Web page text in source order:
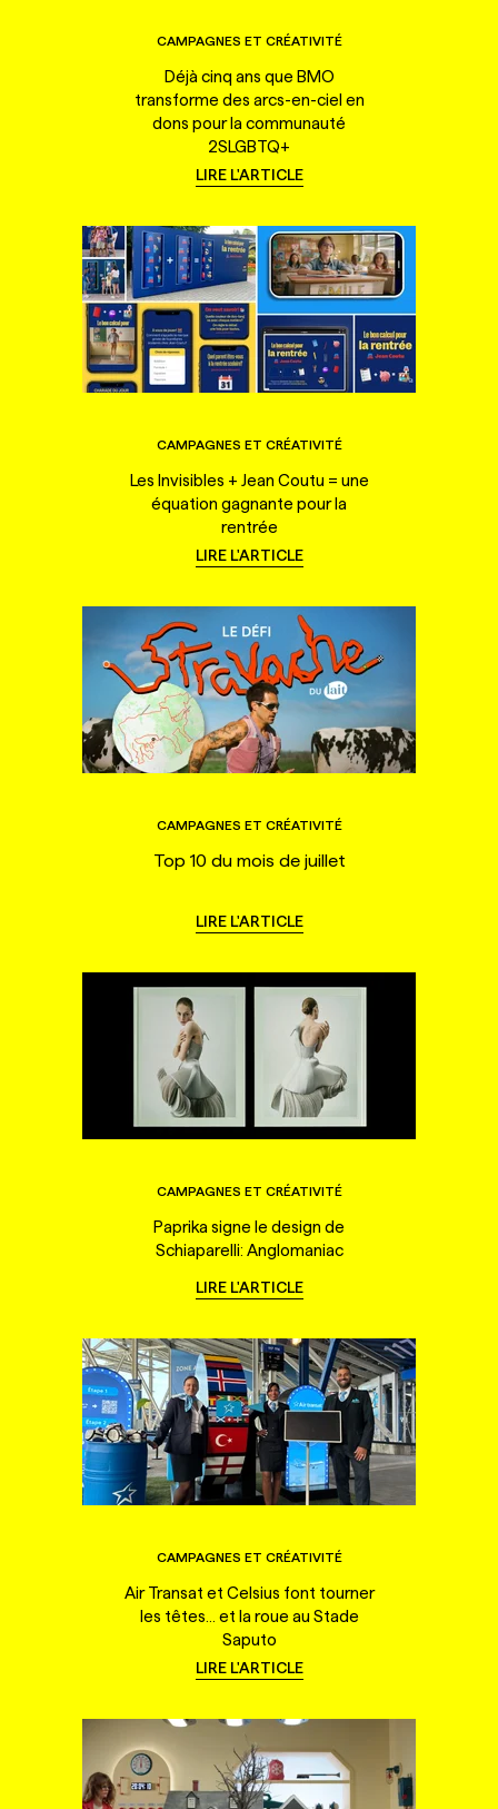
CAMPAGNES ET CRÉATIVITÉ
Déjà cinq ans que BMO
transforme des arcs-en-ciel en
dons pour la communauté
2SLGBTQ+
LIRE L'ARTICLE
CAMPAGNES ET CRÉATIVITÉ
Les Invisibles + Jean Coutu = une
équation gagnante pour la
rentrée
LIRE L'ARTICLE
CAMPAGNES ET CRÉATIVITÉ
Top 10 du mois de juillet
LIRE L'ARTICLE
CAMPAGNES ET CRÉATIVITÉ
Paprika signe le design de
Schiaparelli: Anglomaniac
LIRE L'ARTICLE
CAMPAGNES ET CRÉATIVITÉ
Air Transat et Celsius font tourner
les têtes... et la roue au Stade
Saputo
LIRE L'ARTICLE